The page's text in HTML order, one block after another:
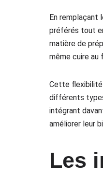
En remplaçant
préférés tout
matière de
même cuire au
Cette flexibilité
différents
intégrant
améliorer leur
Les